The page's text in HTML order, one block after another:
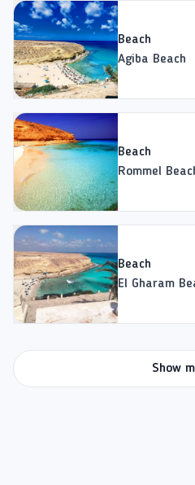
Beach
Agiba Beach
Beach
Rommel
Beach
El Gharam
Show